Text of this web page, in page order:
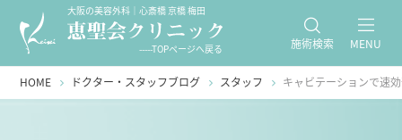
大阪の美容外科｜心斎橋 京橋 梅田
-----TOPページへ戻る 施術検索 MENU
HOME ドクター・スタッフブログ スタッフ キャビテーションで速